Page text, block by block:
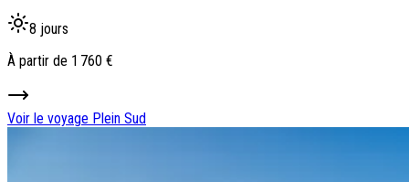
8 jours
À partir de 1 760 €
Voir le voyage Plein Sud